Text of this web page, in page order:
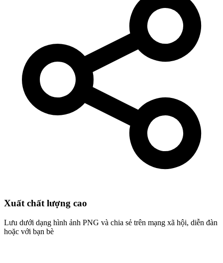
Xuất chất lượng cao
Lưu dưới dạng hình ảnh PNG và chia sẻ trên mạng xã hội, diễn đàn
hoặc với bạn bè